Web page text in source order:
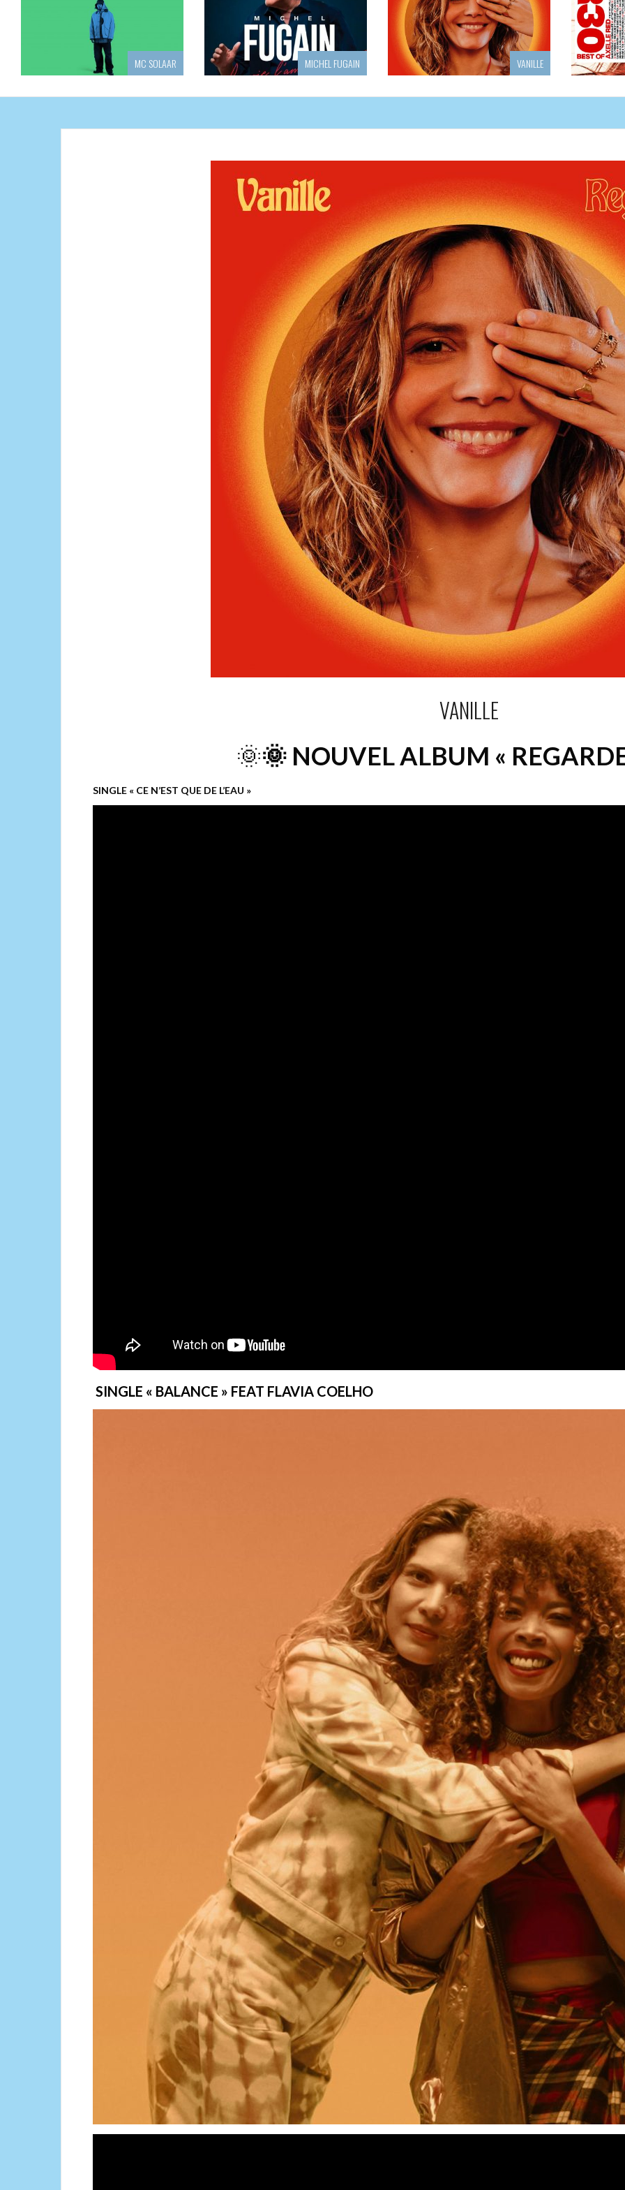
MARIE SARAH GAETAN ROUSSEL CLAUDIO CAPEO
VANILLE
🌞🌞 NOUVEL ALBUM «
SINGLE « CE N’EST QUE DE L’EAU »
SINGLE « BALANCE » FEAT FLAVIA COELHO